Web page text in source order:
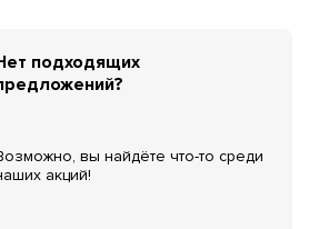
подходящих
вы найдёте что-то среди
акций!